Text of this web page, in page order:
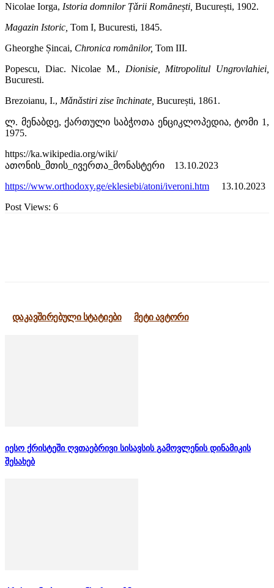
Nicolae Iorga, Istoria domnilor Țǎrii Romȃnești, București, 1902.
Magazin Istoric, Tom I, Bucuresti, 1845.
Gheorghe Șincai, Chronica romȃnilor, Tom III.
Popescu, Diac. Nicolae M., Dionisie, Mitropolitul Ungrovlahiei,
Bucuresti.
Brezoianu, I., Mǎnǎstiri zise ȋnchinate, București, 1861 .
ლ. მენაბდე, ქართული საბჭოთა ენციკლოპედია, ტომი 1,
1975.
https://ka.wikipedia.org/wiki/
ათონის_მთის_ივერთა_მონასტერი
13.10.2023
https://www.orthodoxy.ge/eklesiebi/atoni/iveroni.htm
13.10.2023
Post Views: 6
დაკავშირებული სტატიები მეტი ავტორი
იესო ქრისტეში ღვთაებრივი სისავსის გამოვლენის დინამიკის
შესახებ